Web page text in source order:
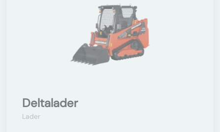
Deltalader
Lader